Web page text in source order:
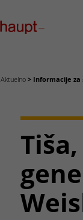
Aktuelno Informacije za